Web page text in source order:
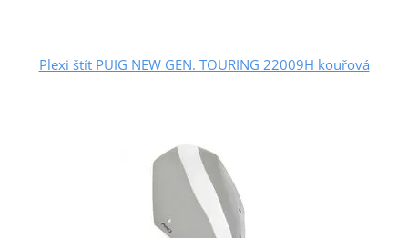
Plexi štít PUIG NEW GEN. TOURING 22009H kouřová